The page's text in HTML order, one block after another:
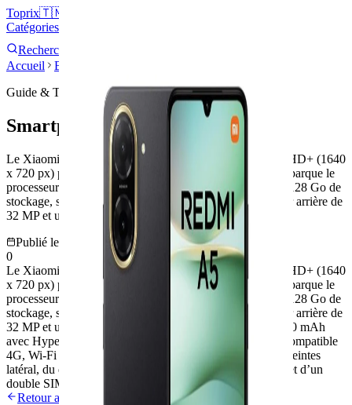
Toprix🇹🇳
Catégories
Rechercher
Accueil
Blog
Guide & Test
Smartphone XIAOMI Redmi A5
Le Xiaomi Redmi A5 est équipé d’un grand écran 6,88" HD+ (1640
x 720 px) pour une expérience visuelle confortable. Il embarque le
processeur UNISOC T7250 octa-core, 4 Go de RAM et 128 Go de
stockage, sous Android 15. Côté photo, il offre un capteur arrière de
32 MP et une caméra frontale de 8 MP. Sa
Publié le
8 août 2025
0
Le Xiaomi Redmi A5 est équipé d’un grand écran 6,88" HD+ (1640
x 720 px) pour une expérience visuelle confortable. Il embarque le
processeur UNISOC T7250 octa-core, 4 Go de RAM et 128 Go de
stockage, sous Android 15. Côté photo, il offre un capteur arrière de
32 MP et une caméra frontale de 8 MP. Sa batterie de 5200 mAh
avec HyperCharge 15 W assure une bonne autonomie. Compatible
4G, Wi-Fi et Bluetooth 5.2, il dispose d’un lecteur d’empreintes
latéral, du déverrouillage facial IA, de multiples capteurs et d’un
double SIM.
Retour au blog